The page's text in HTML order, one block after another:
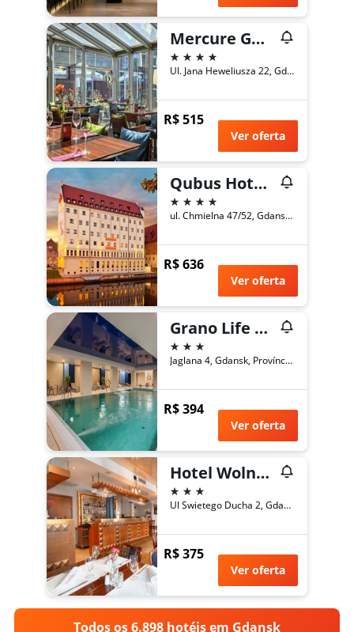
Mercure Gdansk Stare Miasto
4 estrelas
Ul. Jana Heweliusza 22, Gdansk, Província de Pomerânia, Polônia
R$ 515
Ver oferta
Qubus Hotel Gdansk
4 estrelas
ul. Chmielna 47/52, Gdansk, Província de Pomerânia, Polônia
R$ 636
Ver oferta
Grano Life Gdańsk
3 estrelas
Jaglana 4, Gdansk, Província de Pomerânia, Polônia
R$ 394
Ver oferta
Hotel Wolne Miasto Old Town Gdansk
3 estrelas
Ul Swietego Ducha 2, Gdansk, Província de Pomerânia, Polônia
R$ 375
Ver oferta
Todos os 6.898 hotéis em Gdansk